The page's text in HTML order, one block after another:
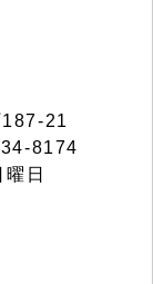
21
8174
日